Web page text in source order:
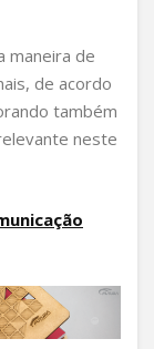
maneira de
de acordo
também
neste